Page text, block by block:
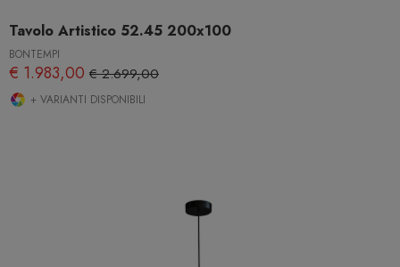
Tavolo Artistico 52.45 200x100
BONTEMPI
€ 1.983,00 € 2.699,00
+ VARIANTI DISPONIBILI